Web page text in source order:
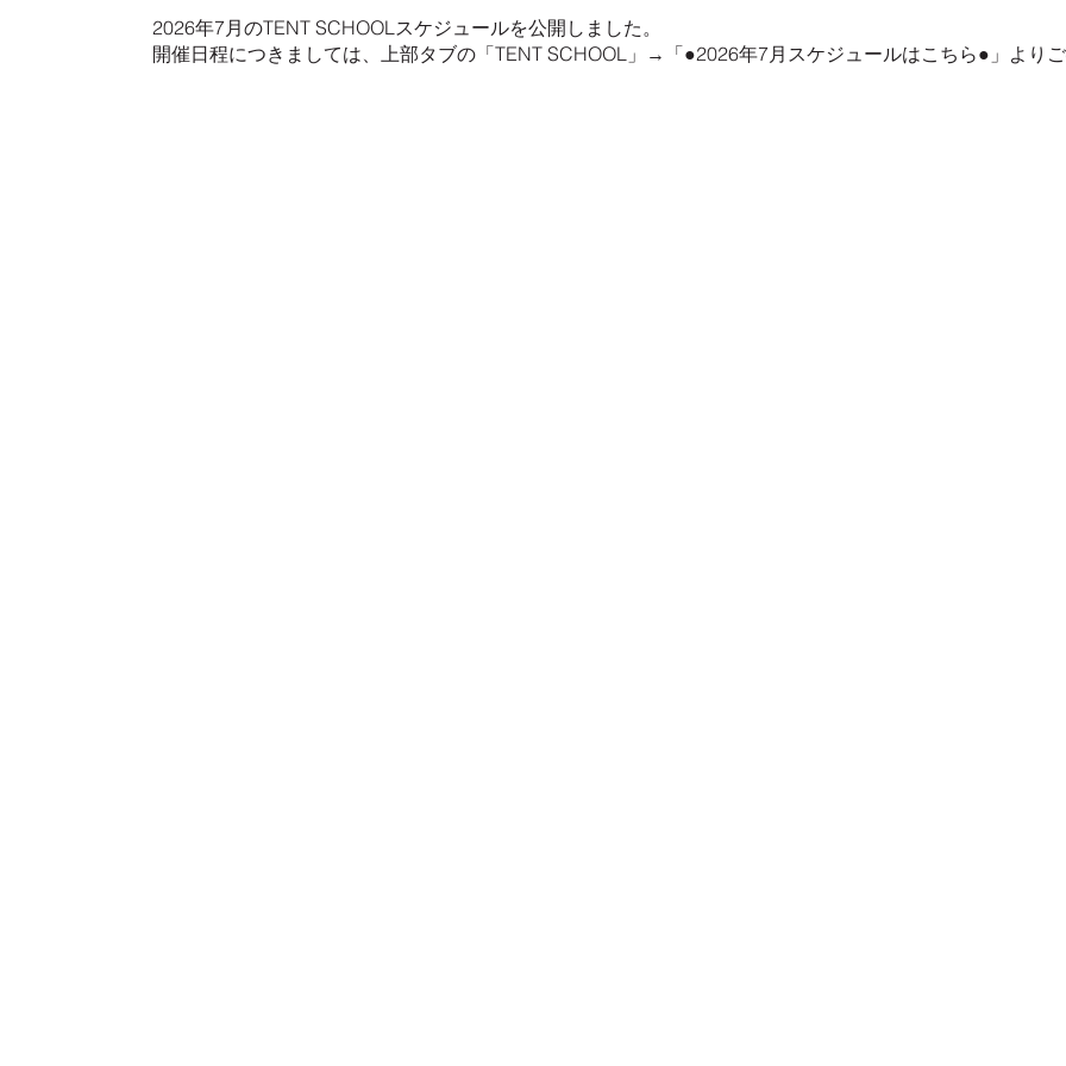
2026年7月のTENT SCHOOLスケジュールを公開しました。
開催日程につきましては、上部タブの「TENT SCHOOL」→「●2026年7月スケジュールはこちら●」よりご